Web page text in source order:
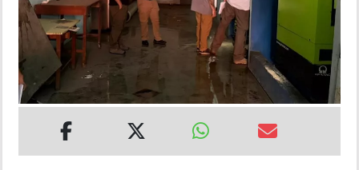
INSÓLITAS
MULTIMEDIA
IMPRESO